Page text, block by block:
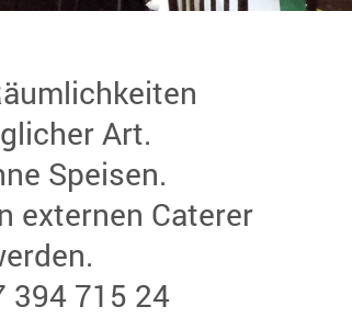
Art.
Speisen.
externen Caterer
394 715 24